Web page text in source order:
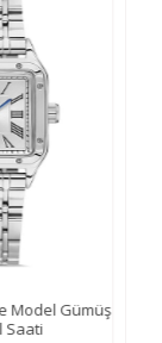
Yılan Figürlü